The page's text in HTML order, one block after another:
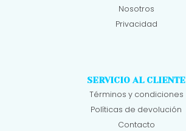
Nosotros
Privacidad
SERVICIO AL CLIENTE
Términos y condiciones
Políticas de devolución
Contacto